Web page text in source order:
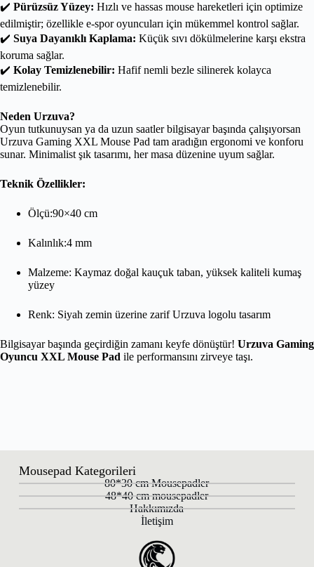
✔️ Pürüzsüz Yüzey: Hızlı ve hassas mouse hareketleri için optimize
edilmiştir; özellikle e-spor oyuncuları için mükemmel kontrol sağlar.
✔️ Suya Dayanıklı Kaplama: Küçük sıvı dökülmelerine karşı ekstra
koruma sağlar.
✔️ Kolay Temizlenebilir: Hafif nemli bezle silinerek kolayca
temizlenebilir.
Neden Urzuva?
Oyun tutkunuysan ya da uzun saatler bilgisayar başında çalışıyorsan
Urzuva Gaming XXL Mouse Pad tam aradığın ergonomi ve konforu
sunar. Minimalist şık tasarımı, her masa düzenine uyum sağlar.
Teknik Özellikler:
Ölçü:90×40 cm
Kalınlık:4 mm
Malzeme: Kaymaz doğal kauçuk taban, yüksek kaliteli kumaş
yüzey
Renk: Siyah zemin üzerine zarif Urzuva logolu tasarım
Bilgisayar başında geçirdiğin zamanı keyfe dönüştür! Urzuva Gaming
Oyuncu XXL Mouse Pad ile performansını zirveye taşı.
Mousepad Kategorileri
80*30 cm Mousepadler
48*40 cm mousepadler
Hakkımızda
İletişim